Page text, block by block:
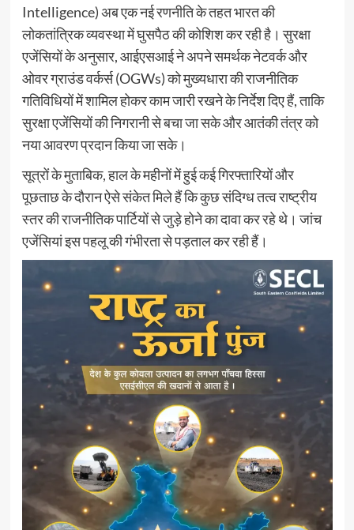
Intelligence) अब एक नई रणनीति के तहत भारत की
लोकतांत्रिक व्यवस्था में घुसपैठ की कोशिश कर रही है। सुरक्षा
एजेंसियों के अनुसार, आईएसआई ने अपने समर्थक नेटवर्क और
ओवर ग्राउंड वर्कर्स (OGWs) को मुख्यधारा की राजनीतिक
गतिविधियों में शामिल होकर काम जारी रखने के निर्देश दिए हैं, ताकि
सुरक्षा एजेंसियों की निगरानी से बचा जा सके और आतंकी तंत्र को
नया आवरण प्रदान किया जा सके।
सूत्रों के मुताबिक, हाल के महीनों में हुई कई गिरफ्तारियों और
पूछताछ के दौरान ऐसे संकेत मिले हैं कि कुछ संदिग्ध तत्व राष्ट्रीय
स्तर की राजनीतिक पार्टियों से जुड़े होने का दावा कर रहे थे। जांच
एजेंसियां इस पहलू की गंभीरता से पड़ताल कर रही हैं।